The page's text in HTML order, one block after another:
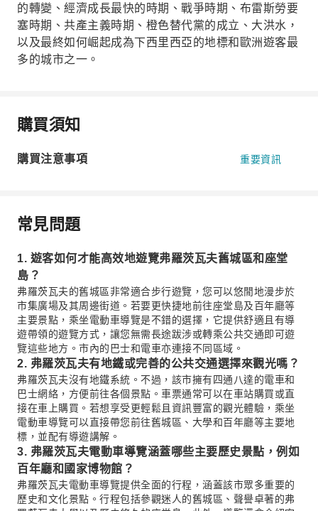
的轉變、經濟成長最快的時期、戰爭時期、布雷斯勞要
塞時期、共產主義時期、橙色替代黨的成立、大洪水，
以及最終如何崛起成為下西里西亞的地標和歐洲遊客最
多的城市之一。
購買須知
購買注意事項 重要資訊
常見問題
1. 遊客如何才能高效地遊覽弗羅茨瓦夫舊城區和座堂
島？
弗羅茨瓦夫的舊城區非常適合步行遊覽，您可以悠閒地漫步於
市集廣場及其周邊街道。若要更快捷地前往座堂島及百年廳等
主要景點，乘坐電動車導覽是不錯的選擇，它提供舒適且有導
遊帶領的遊覽方式，讓您無需長途跋涉或轉乘公共交通即可遊
覽這些地方。市內的巴士和電車亦連接不同區域。
2. 弗羅茨瓦夫有地鐵或完善的公共交通選擇來觀光嗎？
弗羅茨瓦夫沒有地鐵系統。不過，該市擁有四通八達的電車和
巴士網絡，方便前往各個景點。車票通常可以在車站購買或直
接在車上購買。若想享受更輕鬆且資訊豐富的觀光體驗，乘坐
電動車導覽可以直接帶您前往舊城區、大學和百年廳等主要地
標，並配有導遊講解。
3. 弗羅茨瓦夫電動車導覽涵蓋哪些主要歷史景點，例如
百年廳和國家博物館？
弗羅茨瓦夫電動車導覽提供全面的行程，涵蓋該市眾多重要的
歷史和文化景點。行程包括參觀迷人的舊城區、聲譽卓著的弗